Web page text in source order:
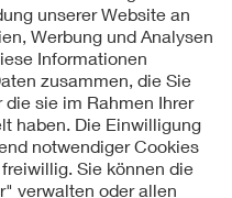
netzwerk